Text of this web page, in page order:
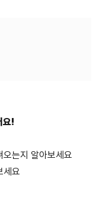
요!
는지 알아보세요
세요